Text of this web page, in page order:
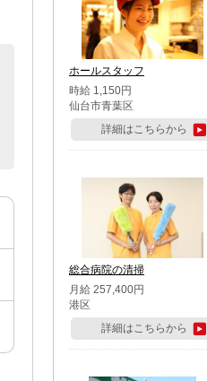
ホールスタッフ
時給 1,150円
仙台市青葉区
詳細はこちらから
総合病院の清掃
月給 257,400円
港区
詳細はこちらから